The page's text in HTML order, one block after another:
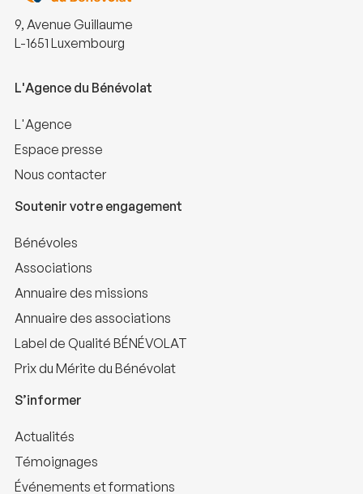
9, Avenue Guillaume
L-1651 Luxembourg
L'Agence du Bénévolat
L'Agence
Espace presse
Nous contacter
Soutenir votre engagement
Bénévoles
Associations
Annuaire des missions
Annuaire des associations
Label de Qualité BÉNÉVOLAT
Prix du Mérite du Bénévolat
S’informer
Actualités
Témoignages
Événements et formations